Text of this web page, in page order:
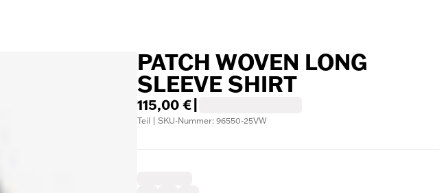
PATCH WOVEN LONG
SLEEVE SHIRT
115,00 €
Teil | SKU-Nummer: 96550-25VW